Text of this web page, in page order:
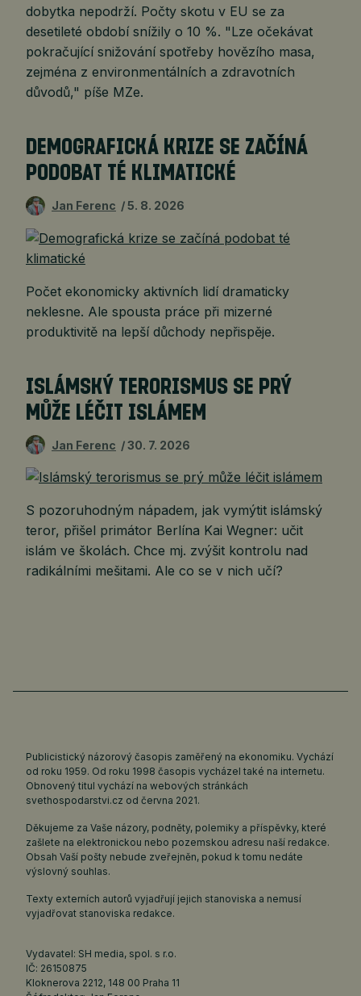
dobytka nepodrží. Počty skotu v EU se za
desetileté období snížily o 10 %. "Lze očekávat
pokračující snižování spotřeby hovězího masa,
zejména z environmentálních a zdravotních
důvodů," píše MZe.
DEMOGRAFICKÁ KRIZE SE ZAČÍNÁ
PODOBAT TÉ KLIMATICKÉ
Jan Ferenc 5. 8. 2026
Počet ekonomicky aktivních lidí dramaticky
neklesne. Ale spousta práce při mizerné
produktivitě na lepší důchody nepřispěje.
ISLÁMSKÝ TERORISMUS SE PRÝ
MŮŽE LÉČIT ISLÁMEM
Jan Ferenc 30. 7. 2026
S pozoruhodným nápadem, jak vymýtit islámský
teror, přišel primátor Berlína Kai Wegner: učit
islám ve školách. Chce mj. zvýšit kontrolu nad
radikálními mešitami. Ale co se v nich učí?
Publicistický názorový časopis zaměřený na ekonomiku. Vychází
od roku 1959. Od roku 1998 časopis vycházel také na internetu.
Obnovený titul vychází na webových stránkách
svethospodarstvi.cz od června 2021.
Děkujeme za Vaše názory, podněty, polemiky a příspěvky, které
zašlete na elektronickou nebo pozemskou adresu naší redakce.
Obsah Vaší pošty nebude zveřejněn, pokud k tomu nedáte
výslovný souhlas.
Texty externích autorů vyjadřují jejich stanoviska a nemusí
vyjadřovat stanoviska redakce.
Vydavatel: SH media, spol. s r.o.
IČ: 26150875
Kloknerova 2212, 148 00 Praha 11